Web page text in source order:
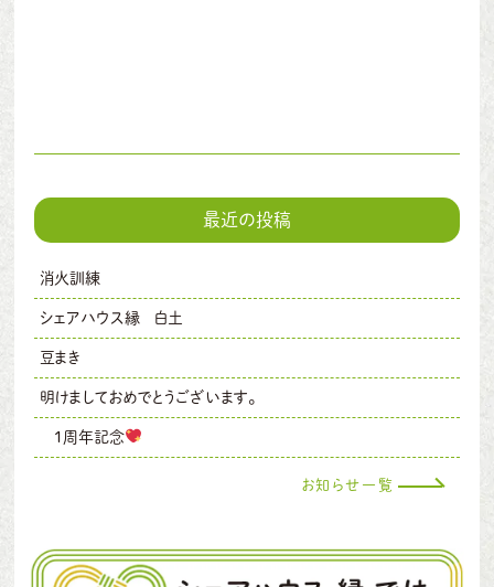
最近の投稿
消火訓練
シェアハウス縁 白土
豆まき
明けましておめでとうございます。
1周年記念
お知らせ一覧